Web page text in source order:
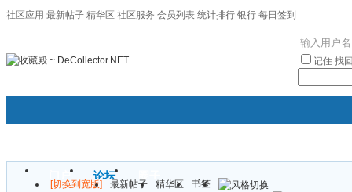
社区应用 最新帖子 精华区 社区服务 会员列表 统计排行 银行 每日签到
记住 找
门户 论坛
[切换到宽版] 最新帖子 精华区
书签